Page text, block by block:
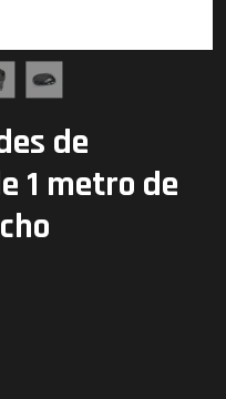
de
1 metro de